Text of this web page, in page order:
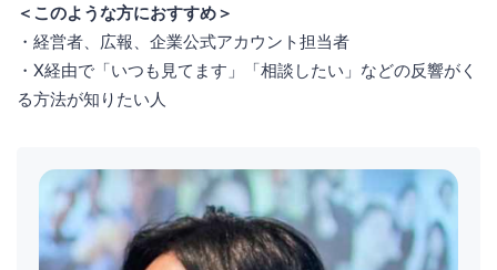
＜このような方におすすめ＞
・経営者、広報、企業公式アカウント担当者
・X経由で「いつも見てます」「相談したい」などの反響がく
る方法が知りたい人